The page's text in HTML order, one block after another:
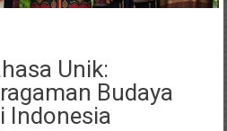
Unik:
Budaya
Indonesia